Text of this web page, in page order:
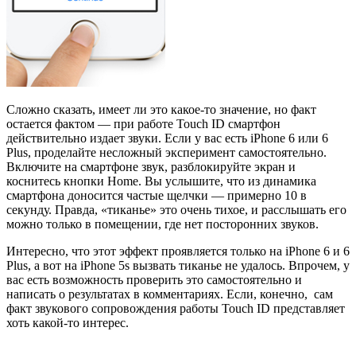
Сложно сказать, имеет ли это какое-то значение, но факт
остается фактом — при работе Touch ID смартфон
действительно издает звуки. Если у вас есть iPhone 6 или 6
Plus, проделайте несложный эксперимент самостоятельно.
Включите на смартфоне звук, разблокируйте экран и
коснитесь кнопки Home. Вы услышите, что из динамика
смартфона доносится частые щелчки — примерно 10 в
секунду. Правда, «тиканье» это очень тихое, и расслышать его
можно только в помещении, где нет посторонних звуков.
Интересно, что этот эффект проявляется только на iPhone 6 и 6
Plus, а вот на iPhone 5s вызвать тиканье не удалось. Впрочем, у
вас есть возможность проверить это самостоятельно и
написать о результатах в комментариях. Если, конечно, сам
факт звукового сопровождения работы Touch ID представляет
хоть какой-то интерес.